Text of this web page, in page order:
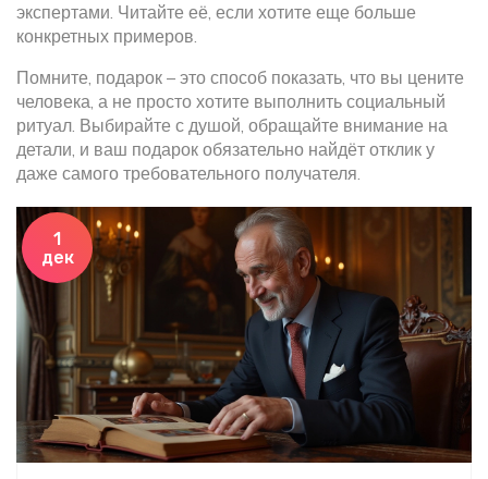
экспертами. Читайте её, если хотите еще больше
конкретных примеров.
Помните, подарок – это способ показать, что вы цените
человека, а не просто хотите выполнить социальный
ритуал. Выбирайте с душой, обращайте внимание на
детали, и ваш подарок обязательно найдёт отклик у
даже самого требовательного получателя.
1
дек